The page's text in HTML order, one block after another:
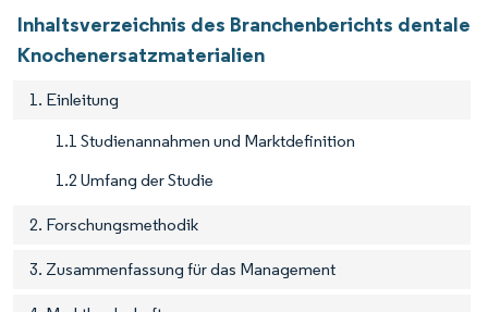
Inhaltsverzeichnis des Branchenberichts dentale
Knochenersatzmaterialien
1. Einleitung
1.1 Studienannahmen und Marktdefinition
1.2 Umfang der Studie
2. Forschungsmethodik
3. Zusammenfassung für das Management